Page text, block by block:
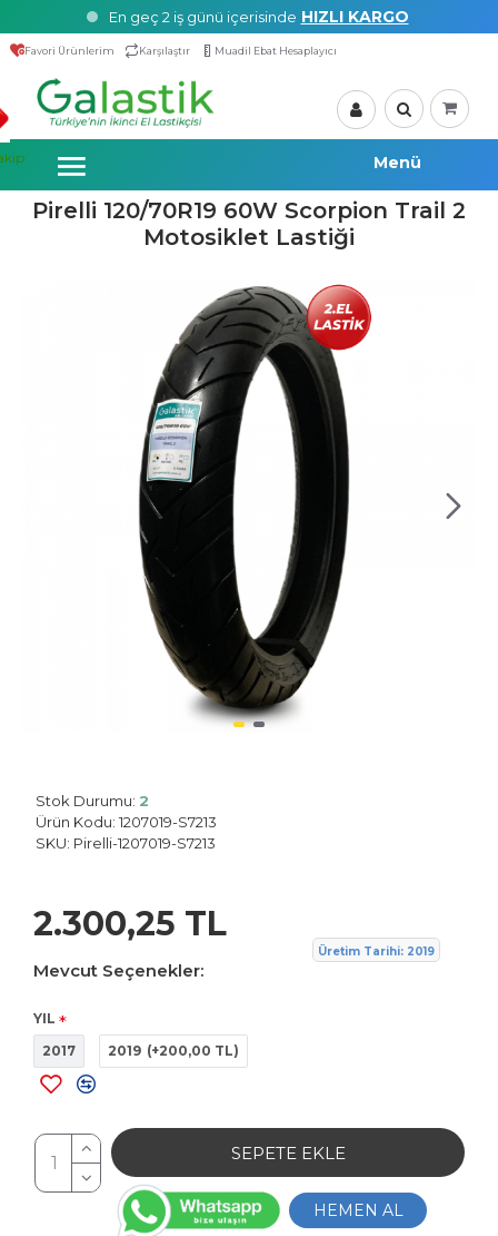
En geç 2 iş günü içerisinde HIZLI KARGO
Favori Ürünlerim Karşılaştır Muadil Ebat Hesaplayıcı
Pirelli 120/70R19 60W Scorpion Trail 2
Motosiklet Lastiği
Stok Durumu: 2
Ürün Kodu: 1207019-S7213
SKU: Pirelli-1207019-S7213
2.300,25 TL
Mevcut Seçenekler:
YIL
2017
2019 (+200,00 TL)
SEPETE EKLE
HEMEN AL
Üretim Tarihi: 2019